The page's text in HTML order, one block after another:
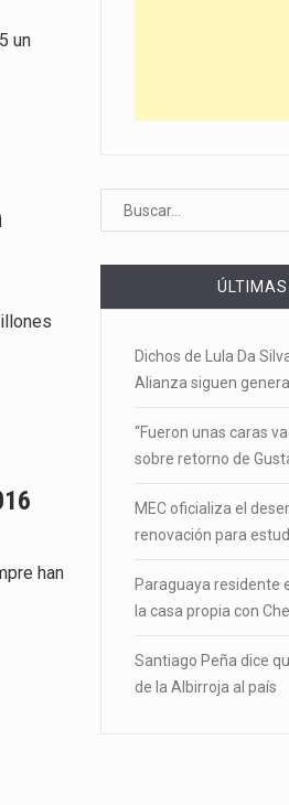
un
han
Dichos de Lula Da
Alianza siguen
“Fueron unas caras
sobre retorno de
MEC oficializa el
renovación para
Paraguaya residente
la casa propia con
Santiago Peña dice
de la Albirroja al país